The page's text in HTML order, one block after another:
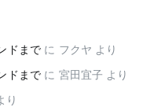
ドまで に フクヤ より
ドまで に 宮田宜子 より
り